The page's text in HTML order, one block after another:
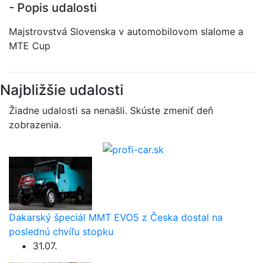
- Popis udalosti
Majstrovstvá Slovenska v automobilovom slalome a
MTE Cup
Najbližšie udalosti
Žiadne udalosti sa nenašli. Skúste zmeniť deň
zobrazenia.
Dakarský špeciál MMT EVO5 z Česka dostal na
poslednú chvíľu stopku
31.07.